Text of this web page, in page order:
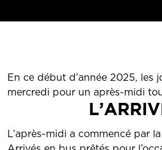
En ce début d’année 2025, les
mercredi pour un après-midi
L’après-midi a commencé par